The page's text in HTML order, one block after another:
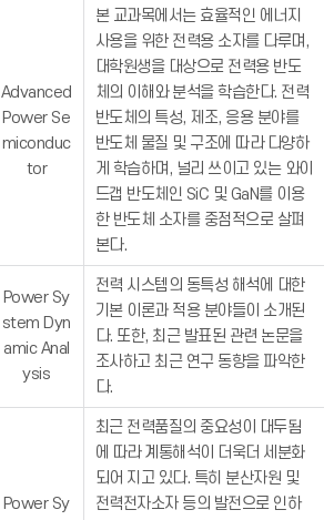
Advanced
Power Se
miconduc
tor
본 교과목에서는 효율적인 에너지
사용을 위한 전력용 소자를 다루며,
대학원생을 대상으로 전력용 반도
체의 이해와 분석을 학습한다. 전력
반도체의 특성, 제조, 응용 분야를
반도체 물질 및 구조에 따라 다양하
게 학습하며, 널리 쓰이고 있는 와이
드갭 반도체인 SiC 및 GaN를 이용
한 반도체 소자를 중점적으로 살펴
본다.
Power Sy
stem Dyn
amic Anal
ysis
전력 시스템의 동특성 해석에 대한
기본 이론과 적용 분야들이 소개된
다. 또한, 최근 발표된 관련 논문을
조사하고 최근 연구 동향을 파악한
다.
Power Sy
최근 전력품질의 중요성이 대두됨
에 따라 계통해석이 더욱더 세분화
되어 지고 있다. 특히 분산자원 및
전력전자소자 등의 발전으로 인하